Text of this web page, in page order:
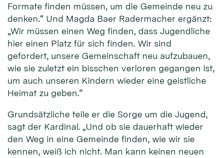
Formate finden müssen, um die Gemeinde neu zu
denken.“ Und Magda Baer Radermacher ergänzt:
„Wir müssen einen Weg finden, dass Jugendliche
hier einen Platz für sich finden. Wir sind
gefordert, unsere Gemeinschaft neu aufzubauen,
wie sie zuletzt ein bisschen verloren gegangen ist,
um auch unseren Kindern wieder eine geistliche
Heimat zu geben.“
Grundsätzliche teile er die Sorge um die Jugend,
sagt der Kardinal. „Und ob sie dauerhaft wieder
den Weg in eine Gemeinde finden, wie wir sie
kennen, weiß ich nicht. Man kann keinen neuen